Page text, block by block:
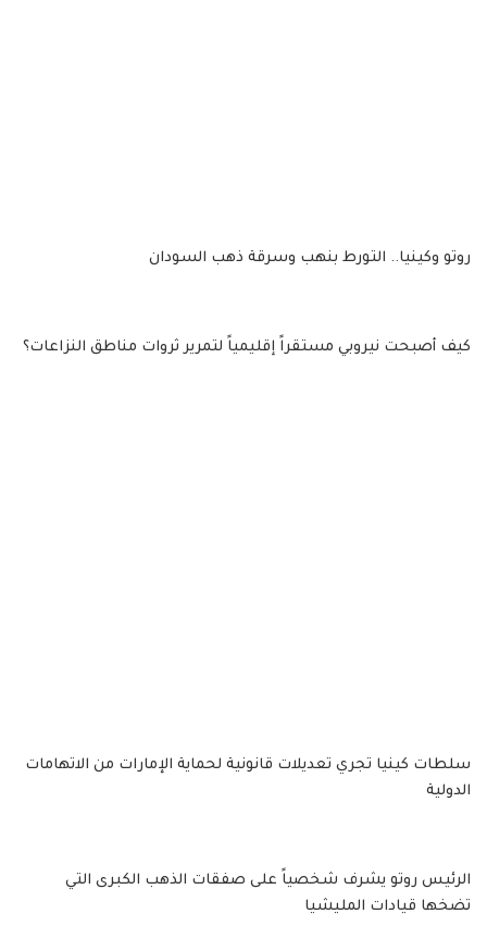
روتو وكينيا.. التورط بنهب وسرقة ذهب السودان
​كيف أصبحت نيروبي مستقراً إقليمياً لتمرير ثروات مناطق النزاعات؟
سلطات كينيا تجري تعديلات قانونية لحماية الإمارات من الاتهامات
الدولية
الرئيس روتو يشرف شخصياً على صفقات الذهب الكبرى التي
تضخها قيادات المليشيا